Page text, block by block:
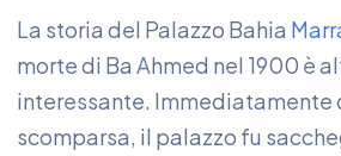
La storia del Palazzo Bahia
morte di Ba Ahmed nel 1900 è
interessante. Immediatamente
scomparsa, il palazzo fu